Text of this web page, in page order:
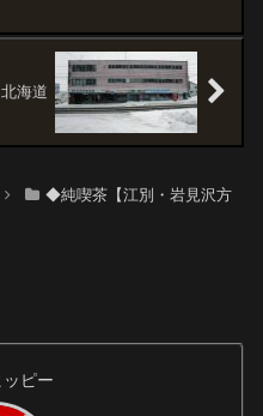
海道
◆純喫茶【江別・岩見沢方
ピー